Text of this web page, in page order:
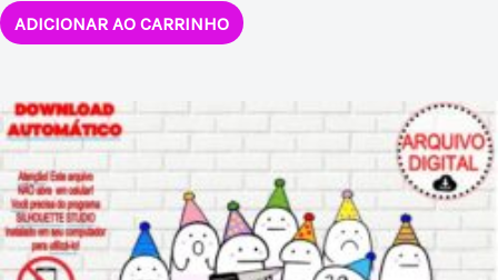
ADICIONAR AO CARRINHO